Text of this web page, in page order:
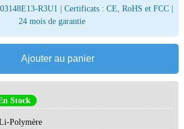
R3U1 | Certificats : CE, RoHS et FCC |
24 mois de garantie
Ajouter au panier
Stock
Polymère